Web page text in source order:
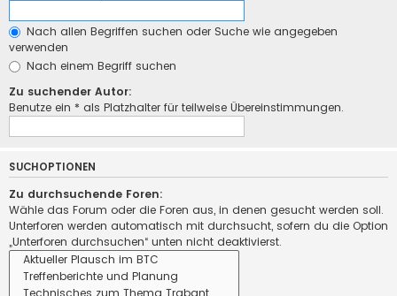
Nach allen Begriffen suchen oder Suche wie angegeben
verwenden
Nach einem Begriff suchen
Zu suchender Autor:
Benutze ein * als Platzhalter für teilweise Übereinstimmungen.
SUCHOPTIONEN
Zu durchsuchende Foren:
Wähle das Forum oder die Foren aus, in denen gesucht werden soll.
Unterforen werden automatisch mit durchsucht, sofern du die Option
„Unterforen durchsuchen“ unten nicht deaktivierst.